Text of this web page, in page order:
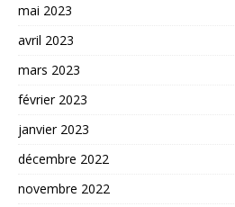
mai 2023
avril 2023
mars 2023
février 2023
janvier 2023
décembre 2022
novembre 2022